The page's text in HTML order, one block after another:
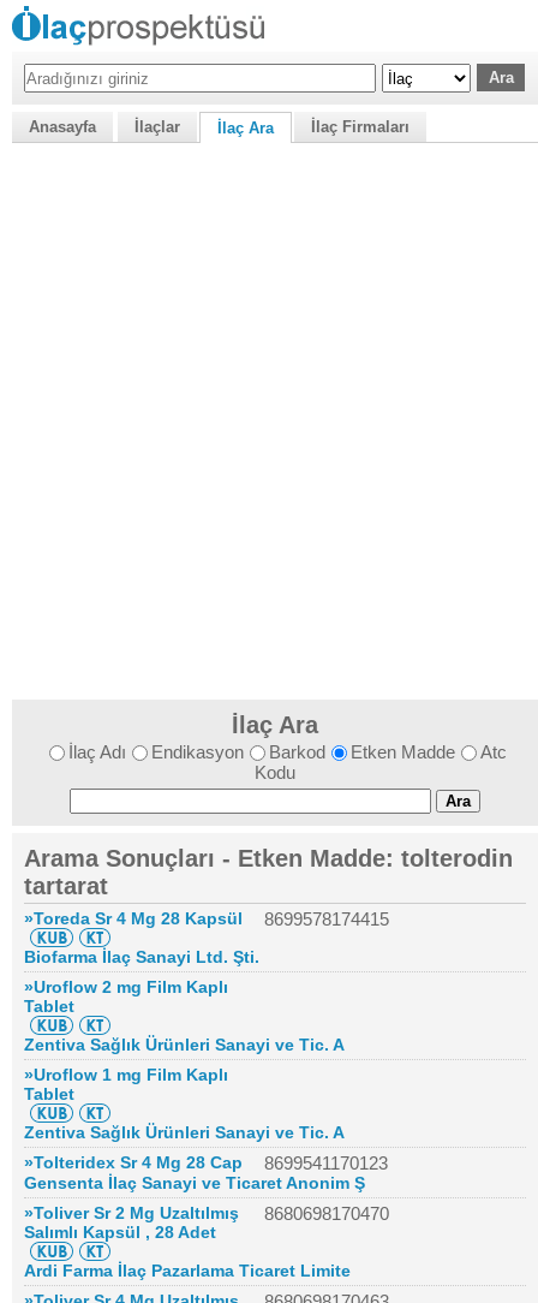
Anasayfa İlaçlar İlaç Ara İlaç Firmaları
İlaç Ara
İlaç Adı Endikasyon Barkod Etken Madde
Atc
Kodu
Arama Sonuçları - Etken Madde: tolterodin
tartarat
»Toreda Sr 4 Mg 28 Kapsül 8699578174415
Biofarma İlaç Sanayi Ltd. Şti.
»Uroflow 2 mg Film Kaplı
Tablet
Zentiva Sağlık Ürünleri Sanayi ve Tic. A
»Uroflow 1 mg Film Kaplı
Tablet
Zentiva Sağlık Ürünleri Sanayi ve Tic. A
»Tolteridex Sr 4 Mg 28 Cap
8699541170123
Gensenta İlaç Sanayi ve Ticaret Anonim Ş
»Toliver Sr 2 Mg Uzaltılmış
Salımlı Kapsül , 28 Adet
8680698170470
Ardi Farma İlaç Pazarlama Ticaret Limite